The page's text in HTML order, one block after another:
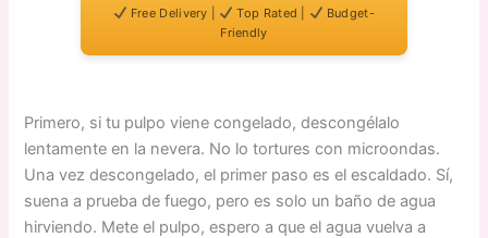
Free Delivery | Top Rated |
Budget-
Friendly
Primero, si tu pulpo viene congelado, descongélalo
lentamente en la nevera. No lo tortures con microondas.
Una vez descongelado, el primer paso es el escaldado. Sí,
suena a prueba de fuego, pero es solo un baño de agua
hirviendo. Mete el pulpo, espero a que el agua vuelva a